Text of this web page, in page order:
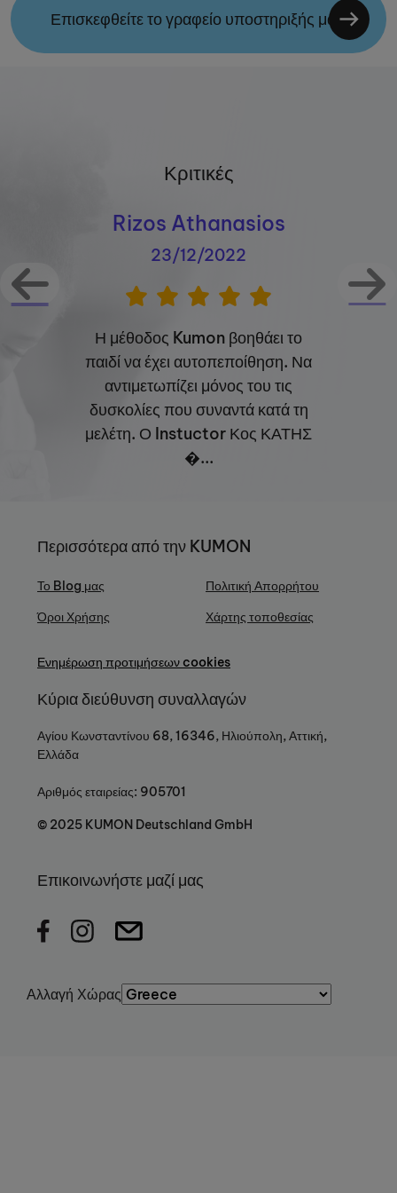
Επισκεφθείτε το γραφείο υποστηριξής μας
Κριτικές
Rizos Athanasios
23/12/2022
Η μέθοδος Kumon βοηθάει το
παιδί να έχει αυτοπεποίθηση. Να
αντιμετωπίζει μόνος του τις
δυσκολίες που συναντά κατά τη
μελέτη. Ο Instuctor Κος ΚΑΤΗΣ
�...
Περισσότερα από την KUMON
Το Blog μας
Όροι Χρήσης
Πολιτική Απορρήτου
Χάρτης τοποθεσίας
Ενημέρωση προτιμήσεων cookies
Κύρια διεύθυνση συναλλαγών
Αγίου Κωνσταντίνου 68, 16346, Ηλιούπολη, Αττική,
Ελλάδα
Αριθμός εταιρείας: 905701
© 2025 KUMON Deutschland GmbH
Επικοινωνήστε μαζί μας
Αλλαγή Χώρας